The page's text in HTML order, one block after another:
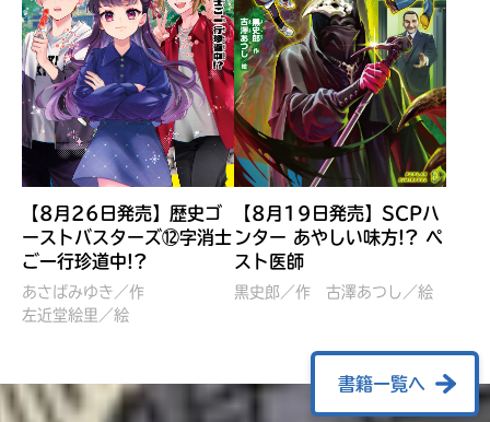
ぼくたちのマインクラフト
冒険記 エンチャント剣
VS暴走モブ
営委員会／協力
レッツゴー！まいぜんシス
ターズ とつぜん、王様に
佐久間さのすけ／絵
【8月26日発売】歴史ゴ
ーストバスターズ⑫字消士
ご一行珍道中!?
あさばみゆき／作
左近堂絵里／絵
【8月19日発売】SCPハ
ンター あやしい味方!? ペ
スト医師
黒史郎／作 古澤あつし／絵
書籍一覧へ